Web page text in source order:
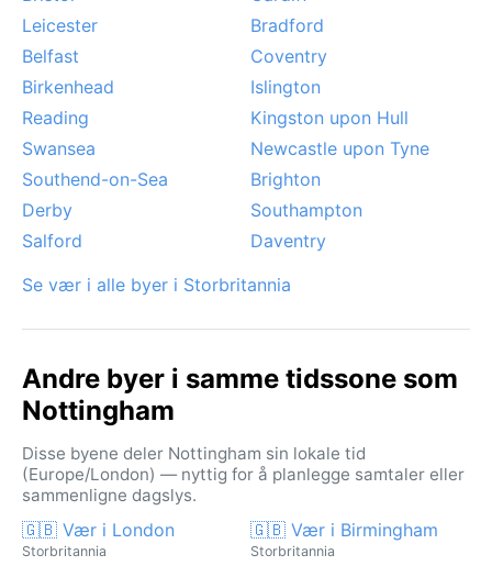
Leicester
Bradford
Belfast
Coventry
Birkenhead
Islington
Reading
Kingston upon Hull
Swansea
Newcastle upon Tyne
Southend-on-Sea
Brighton
Derby
Southampton
Salford
Daventry
Se vær i alle byer i Storbritannia
Andre byer i samme tidssone som
Nottingham
Disse byene deler Nottingham sin lokale tid
(Europe/London) — nyttig for å planlegge samtaler eller
sammenligne dagslys.
🇬🇧 Vær i London
Storbritannia
🇬🇧 Vær i Birmingham
Storbritannia